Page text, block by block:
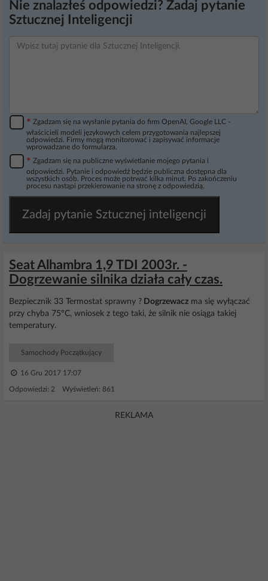
Nie znalazłeś odpowiedzi? Zadaj pytanie
Sztucznej Inteligencji
* Zgadzam się na wysłanie pytania do firm OpenAI, Google LLC -
właścicieli modeli językowych celem przygotowania najlepszej
odpowiedzi. Firmy mogą monitorować i zapisywać informacje
wprowadzane do formularza.
* Zgadzam się na publiczne wyświetlanie mojego pytania i
odpowiedzi. Pytanie i odpowiedź będzie publiczna dostępna dla
wszystkich osób. Proces może potrwać kilka minut. Po zakończeniu
procesu nastąpi przekierowanie na stronę z odpowiedzią.
Zadaj pytanie Sztucznej inteligencji
Seat Alhambra 1,9 TDI 2003r. -
Dogrzewanie silnika działa cały czas.
Bezpiecznik 33 Termostat sprawny ? Dogrzewacz ma się wyłączać
przy chyba 75°C, wniosek z tego taki, że silnik nie osiąga takiej
temperatury.
Samochody Początkujący
16 Gru 2017 17:07
Odpowiedzi: 2 Wyświetleń: 861
REKLAMA